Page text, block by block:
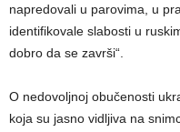
napredovali u parovima, u
identifikovale slabosti u
dobro da se završi“.
O nedovoljnoj obučenosti
koja su jasno vidljiva na